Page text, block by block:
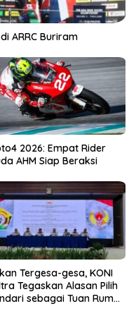
ARRC Buriram
2026: Empat Rider
AHM Siap Beraksi
Tergesa-gesa, KONI
Tegaskan Alasan Pilih
sebagai Tuan Rumah